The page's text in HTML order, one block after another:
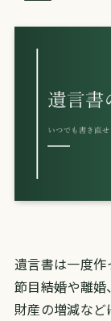
遺言書は一度
節目――結婚や離
財産の増減など